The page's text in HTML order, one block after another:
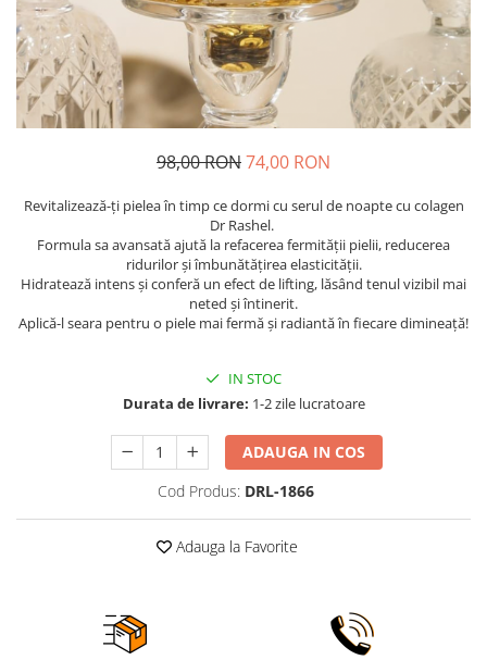
98,00 RON74,00 RON
Revitalizează-ți pielea în timp ce dormi cu serul de noapte cu colagen
Dr Rashel.
Formula sa avansată ajută la refacerea fermității pielii, reducerea
ridurilor și îmbunătățirea elasticității.
Hidratează intens și conferă un efect de lifting, lăsând tenul vizibil mai
neted și întinerit.
Aplică-l seara pentru o piele mai fermă și radiantă în fiecare dimineață!
IN STOC
Durata de livrare: 1-2 zile lucratoare
ADAUGA IN COS
Cod Produs: DRL-1866
Adauga la Favorite